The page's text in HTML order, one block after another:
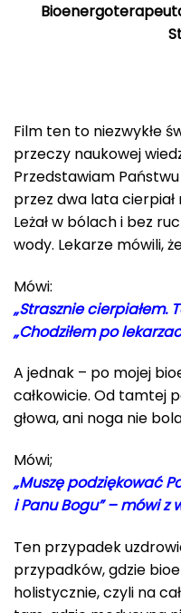
Film ten to niezwykłe
przeczy naukowej
Przedstawiam
przez dwa lata
Leżał w bólach i bez
wody. Lekarze mówili,
Mówi:
„Strasznie cierpiałem.
„Chodziłem po
A jednak – po mojej
całkowicie. Od tamtej
głowa, ani noga nie
Mówi;
„Muszę podziękować
i Panu Bogu” – mówi z
Ten przypadek
przypadków, gdzie
holistycznie, czyli na